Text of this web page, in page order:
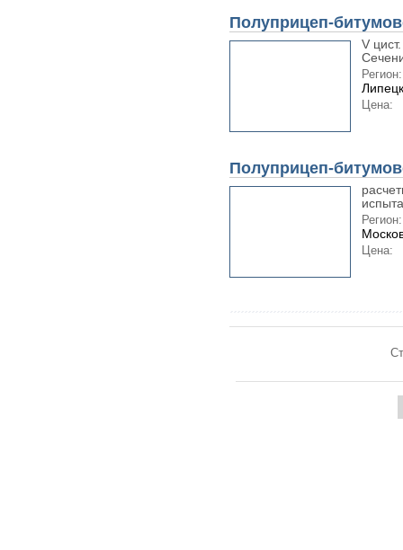
Полуприцеп-
V
Регион:
Цена:
Полуприцеп-
Регион:
Цена: